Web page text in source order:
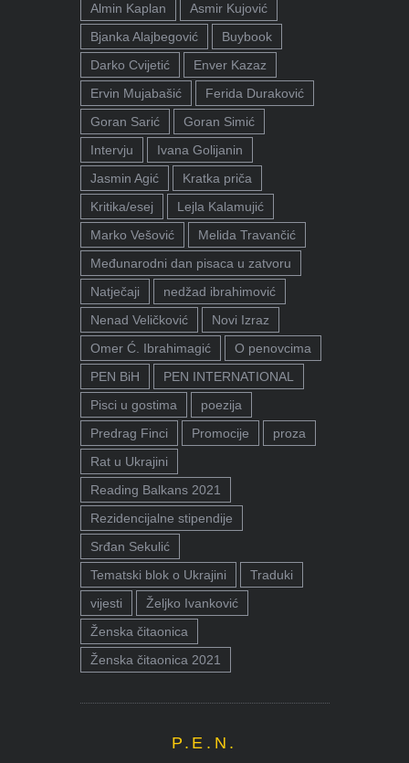
Almin Kaplan
Asmir Kujović
Bjanka Alajbegović
Buybook
Darko Cvijetić
Enver Kazaz
Ervin Mujabašić
Ferida Duraković
Goran Sarić
Goran Simić
Intervju
Ivana Golijanin
Jasmin Agić
Kratka priča
Kritika/esej
Lejla Kalamujić
Marko Vešović
Melida Travančić
Međunarodni dan pisaca u zatvoru
Natječaji
nedžad ibrahimović
Nenad Veličković
Novi Izraz
Omer Ć. Ibrahimagić
O penovcima
PEN BiH
PEN INTERNATIONAL
Pisci u gostima
poezija
Predrag Finci
Promocije
proza
Rat u Ukrajini
Reading Balkans 2021
Rezidencijalne stipendije
Srđan Sekulić
Tematski blok o Ukrajini
Traduki
vijesti
Željko Ivanković
Ženska čitaonica
Ženska čitaonica 2021
P.E.N.